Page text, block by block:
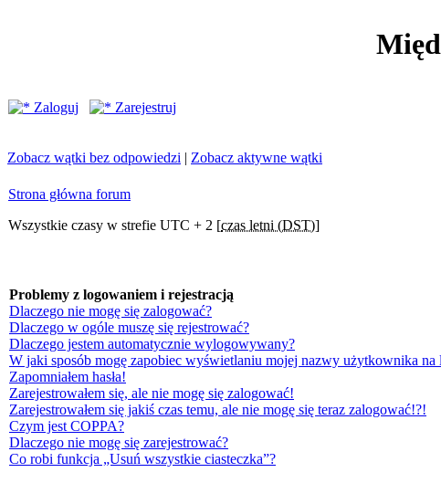
Zaloguj
Zarejestruj
Zobacz wątki bez odpowiedzi | Zobacz aktywne wątki
Strona główna forum
Wszystkie czasy w strefie UTC + 2 [czas letni (DST)]
Problemy z logowaniem i rejestracją
Dlaczego nie mogę się zalogować?
Dlaczego w ogóle muszę się rejestrować?
Dlaczego jestem automatycznie wylogowywany?
W jaki sposób mogę zapobiec wyświetlaniu mojej nazwy użytkownika
Zapomniałem hasła!
Zarejestrowałem się, ale nie mogę się zalogować!
Zarejestrowałem się jakiś czas temu, ale nie mogę się teraz zalogować!?!
Czym jest COPPA?
Dlaczego nie mogę się zarejestrować?
Co robi funkcja „Usuń wszystkie ciasteczka”?